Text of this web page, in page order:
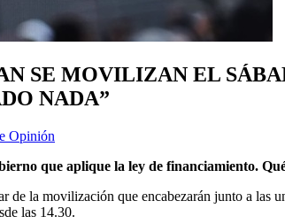
SE MOVILIZAN EL
NADA”
Opinión
que aplique la ley de financiamiento.
de la movilización que encabezarán junto a
las 14.30.